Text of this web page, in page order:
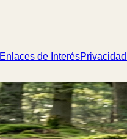
Enlaces de InterésPrivacidad